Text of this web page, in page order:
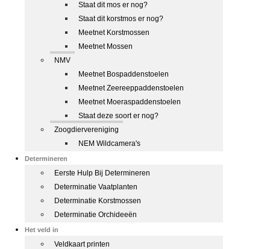
Staat dit mos er nog?
Staat dit korstmos er nog?
Meetnet Korstmossen
Meetnet Mossen
NMV
Meetnet Bospaddenstoelen
Meetnet Zeereeppaddenstoelen
Meetnet Moeraspaddenstoelen
Staat deze soort er nog?
Zoogdiervereniging
NEM Wildcamera's
Determineren
Eerste Hulp Bij Determineren
Determinatie Vaatplanten
Determinatie Korstmossen
Determinatie Orchideeën
Het veld in
Veldkaart printen